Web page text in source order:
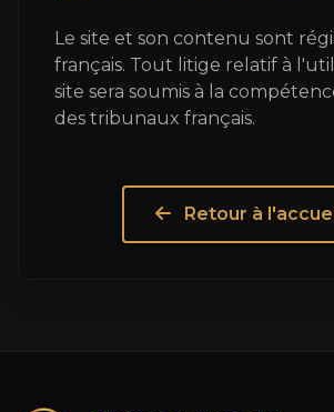
Le site et son contenu sont
français. Tout litige relatif à
site sera soumis à la
des tribunaux français.
Retour à